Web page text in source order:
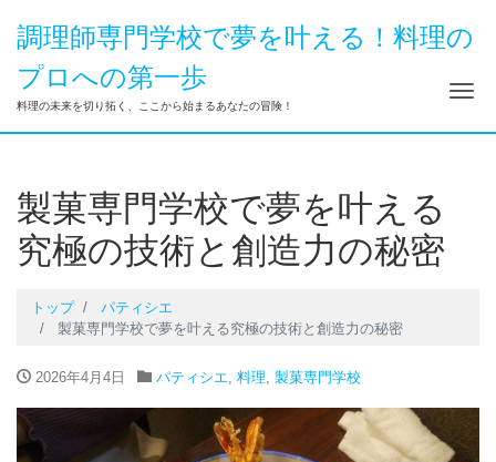
調理師専門学校で夢を叶える！料理の
プロへの第一歩
料理の未来を切り拓く、ここから始まるあなたの冒険！ ナ
製菓専門学校で夢を叶える
究極の技術と創造力の秘密
トップ
パティシエ
製菓専門学校で夢を叶える究極の技術と創造力の秘密
2026年4月4日 パティシエ, 料理, 製菓専門学校